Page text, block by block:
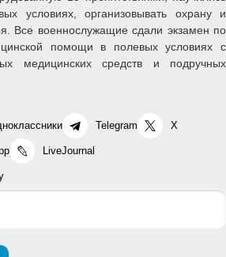
условиях, организовывать охрану и
Все военнослужащие сдали экзамен по
помощи в полевых условиях с
медицинских средств и подручных
Telegram X
LiveJournal